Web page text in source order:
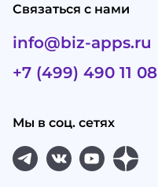
Связаться с нами
info@biz-apps.ru
+7 (499) 490 11 08
Мы в соц. сетях